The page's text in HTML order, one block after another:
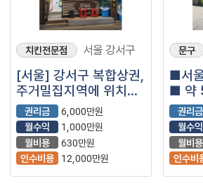
치킨전문점 서울 강서구
[서울] 강서구 복합상권,
주거밀집지역에 위치한
노랑통닭을 소개합니다
^^
권리금
6,000만원
월수익
1,000만원
월비용
630만원
인수비용
12,000만원
문구
■서
■ 약
무인
매장
권리금
월수익
월비용
인수비